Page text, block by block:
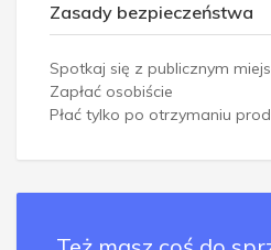
Zasady bezpieczeństwa
Spotkaj się z publicznym
Zapłać osobiście
Płać tylko po otrzymaniu